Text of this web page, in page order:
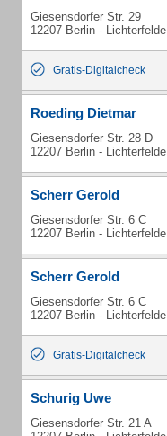
Giesensdorfer Str. 29
12207 Berlin - Lichterfelde
Gratis-Digitalcheck
Roeding Dietmar
Giesensdorfer Str. 28 D
12207 Berlin - Lichterfelde
Scherr Gerold
Giesensdorfer Str. 6 C
12207 Berlin - Lichterfelde
Scherr Gerold
Giesensdorfer Str. 6 C
12207 Berlin - Lichterfelde
Gratis-Digitalcheck
Schurig Uwe
Giesensdorfer Str. 21 A